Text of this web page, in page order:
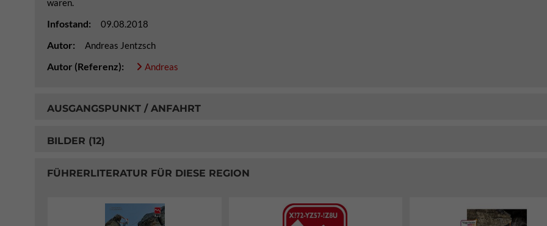
waren.
Infostand: 09.08.2018
Autor: Andreas Jentzsch
Autor (Referenz): Andreas
AUSGANGSPUNKT / ANFAHRT
BILDER (12)
FÜHRERLITERATUR FÜR DIESE REGION